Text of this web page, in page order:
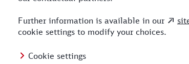
Baden-Baden
24.08.26
10:18 3